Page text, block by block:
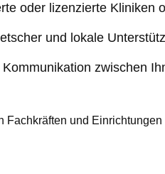
oder lizenzierte Kliniken
und lokale
zwischen
und